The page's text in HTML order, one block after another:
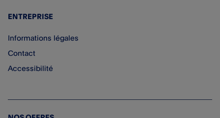
ENTREPRISE
Informations légales
Contact
Accessibilité